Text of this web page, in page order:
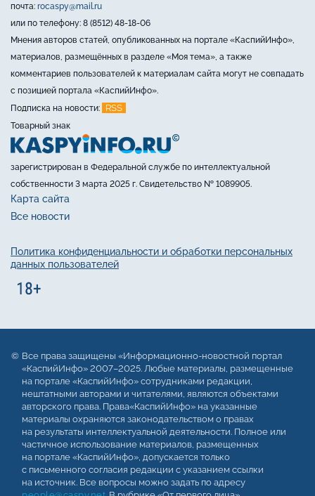
почта: rocaspy@mail.ru
или по телефону: 8 (8512) 48-18-06
Мнения авторов статей, опубликованных на портале «КаспийИнфо»,
материалов, размещённых в разделе «Моя тема», а также
комментариев пользователей к материалам сайта могут не совпадать
с позицией портала «КаспийИнфо».
Подписка на новости:
RSS
Товарный знак
зарегистрирован в Федеральной службе по интеллектуальной
собственности 3 марта 2025 г. Свидетельство № 1089905.
Карта сайта
Все новости
Политика конфиденциальности и обработки персональных
данных пользователей
Все права защищены «Информационно-новостной портал
«КаспийИнфо» 2007–2025. Любые материалы, размещенные
на портале «КаспийИнфо» сотрудниками редакции,
нештатными авторами и читателями, являются объектами
авторского права. Права«КаспийИнфо» на указанные
материалы охраняются законодательством о правах
на результаты интеллектуальной деятельности. Полное или
частичное использование материалов, размещенных
на портале «КаспийИнфо», допускается только
с письменного согласия редакции с указанием ссылки
на источник. Все вопросы можно задать по адресу